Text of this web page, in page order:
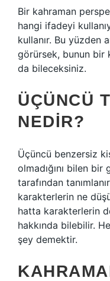
Bir kahraman
hangi ifadeyi
kullanır. Bu yüzden
görürsek, bunun bir
da bileceksiniz.
ÜÇÜNCÜ
NEDIR?
Üçüncü benzersiz
olmadığını bilen bir
tarafından
karakterlerin ne
hatta karakterlerin
hakkında bilebilir.
şey demektir.